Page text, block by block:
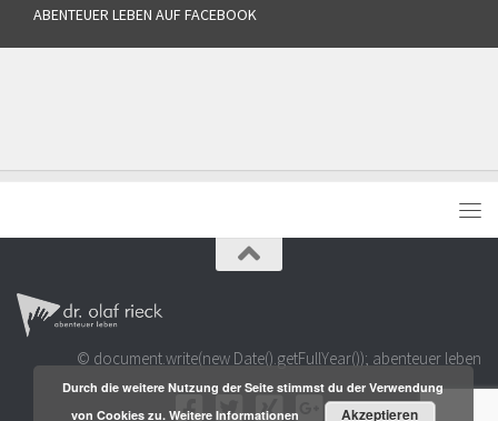
ABENTEUER LEBEN AUF FACEBOOK
© document.write(new Date().getFullYear()); abenteuer leben
Durch die weitere Nutzung der Seite stimmst du der Verwendung
von Cookies zu. Weitere Informationen Akzeptieren